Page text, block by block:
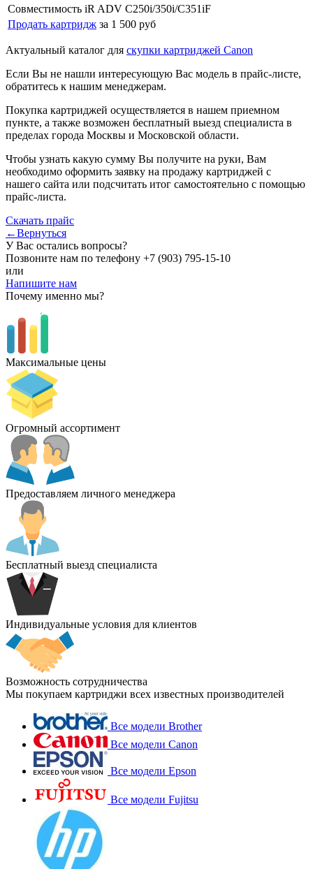
Совместимость iR ADV C250i/350i/C351iF
Продать картридж за 1 500 руб
Актуальный каталог для скупки картриджей Canon
Если Вы не нашли интересующую Вас модель в прайс-листе,
обратитесь к нашим менеджерам.
Покупка картриджей осуществляется в нашем приемном
пункте, а также возможен бесплатный выезд специалиста в
пределах города Москвы и Московской области.
Чтобы узнать какую сумму Вы получите на руки, Вам
необходимо оформить заявку на продажу картриджей с
нашего сайта или подсчитать итог самостоятельно с помощью
прайс-листа.
Скачать прайс
←Вернуться
У Вас остались вопросы?
Позвоните нам по телефону +7 (903) 795-15-10
или
Напишите нам
Почему именно мы?
Максимальные цены
Огромный ассортимент
Предоставляем личного менеджера
Бесплатный выезд специалиста
Индивидуальные условия для клиентов
Возможность сотрудничества
Мы покупаем картриджи всех известных производителей
Все модели Brother
Все модели Canon
Все модели Epson
Все модели Fujitsu